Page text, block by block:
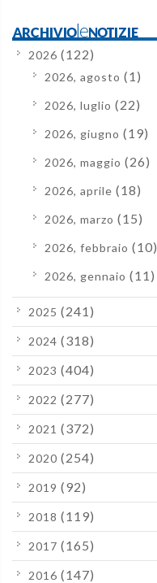
ARCHIVIOleNOTIZIE
2026 (122)
2026, agosto (1)
2026, luglio (22)
2026, giugno (19)
2026, maggio (26)
2026, aprile (18)
2026, marzo (15)
2026, febbraio (10)
2026, gennaio (11)
2025 (241)
2024 (318)
2023 (404)
2022 (277)
2021 (372)
2020 (254)
2019 (92)
2018 (119)
2017 (165)
2016 (147)